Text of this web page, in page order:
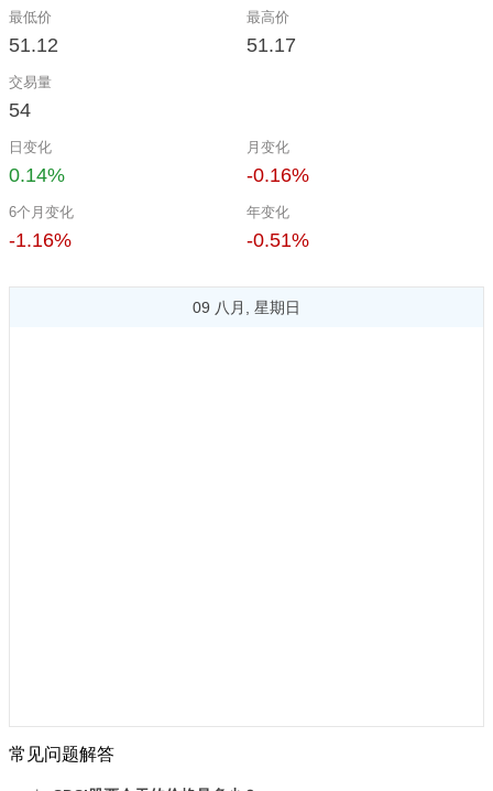
最低价
51.12
最高价
51.17
交易量
54
日变化
0.14%
月变化
-0.16%
6个月变化
-1.16%
年变化
-0.51%
09 八月, 星期日
常见问题解答